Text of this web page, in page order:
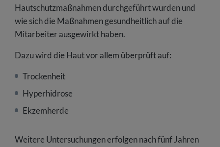
Hautschutzmaßnahmen durchgeführt wurden und
wie sich die Maßnahmen gesundheitlich auf die
Mitarbeiter ausgewirkt haben.
Dazu wird die Haut vor allem überprüft auf:
Trockenheit
Hyperhidrose
Ekzemherde
Weitere Untersuchungen erfolgen nach fünf Jahren